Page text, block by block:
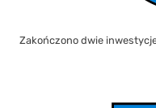
Zakończono dwie